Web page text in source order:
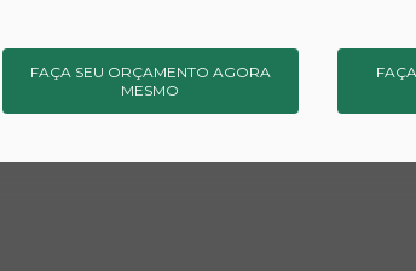
FAÇA SEU ORÇAMENTO AGORA
MESMO